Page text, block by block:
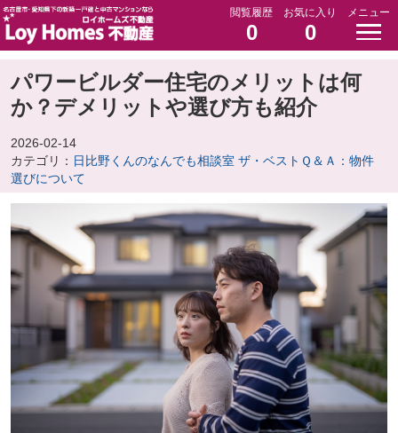
閲覧履歴
0
お気に入り
0
メニュー
パワービルダー住宅のメリットは何
か？デメリットや選び方も紹介
2026-02-14
カテゴリ： 日比野くんのなんでも相談室 ザ・ベストＱ＆Ａ：物件
選びについて